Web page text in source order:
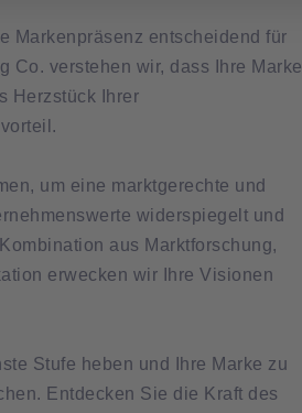
Markenpräsenz entscheidend für
Co. verstehen wir, dass Ihre Marke
Herzstück Ihrer
um eine marktgerechte und
widerspiegelt und
aus Marktforschung,
erwecken wir Ihre Visionen
Stufe heben und Ihre Marke zu
Entdecken Sie die Kraft des